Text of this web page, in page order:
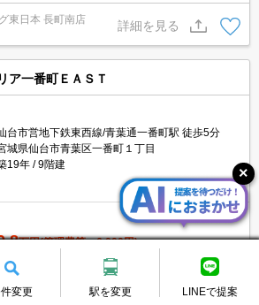
探しはタウンハウジングへ
東日本 長町南店
詳細を見る
ア一番町ＥＡＳＴ
台市営地下鉄東西線/青葉通一番町駅 徒歩5分
城県仙台市青葉区一番町１丁目
19年
9階建
万円(管理費等：6,000円)
敷
変更 駅を変更 LINEで提案